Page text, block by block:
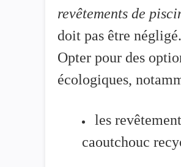
revêtements de
doit pas être négligé.
Opter pour des
écologiques,
les
caoutchouc